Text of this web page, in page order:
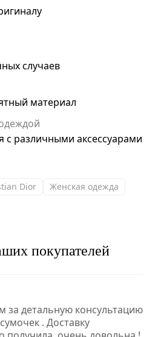
случаев
материал
с различными аксессуарами
Dior
Женская одежда
покупателей
за детальную консультацию
. Доставку